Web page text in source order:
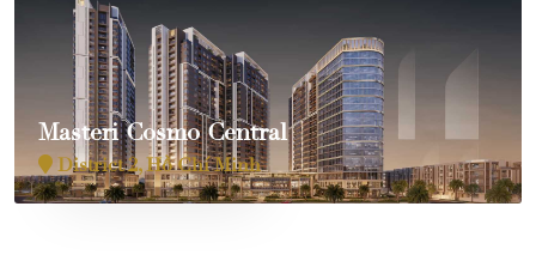
Masteri Cosmo Central
District 2, Hồ Chí Minh